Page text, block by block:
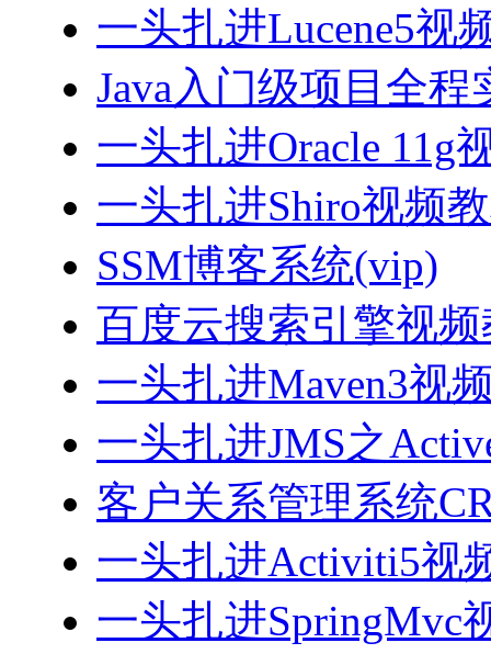
一头扎进Lucene5视
Java入门级项目全程
一头扎进Oracle 11g
一头扎进Shiro视频
SSM博客系统(vip)
百度云搜索引擎视
一头扎进Maven3视
一头扎进JMS之
客户关系管理系统
一头扎进Activiti5视
一头扎进SpringMvc